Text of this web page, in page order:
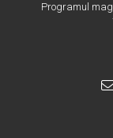
Programul